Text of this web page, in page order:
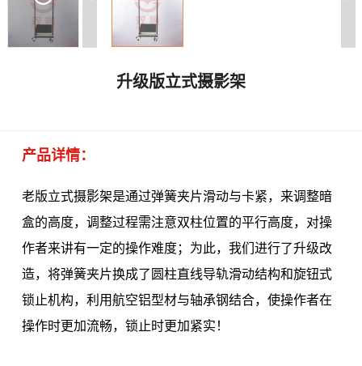
升级版立式摄影架
产品详情：
老版立式摄影架是通过弹簧夹片滑动与卡紧，来调整暗
盒的高度，调整过程需注意双柱位置的平行高度，对操
作者来讲有一定的操作难度；为此，我们进行了升级改
造，将弹簧夹片换成了圆柱直线导轨滑动结构和旋钮式
锁止机构，利用航空铝型材与轴承钢结合，使操作者在
操作时更加流畅，锁止时更加紧实！